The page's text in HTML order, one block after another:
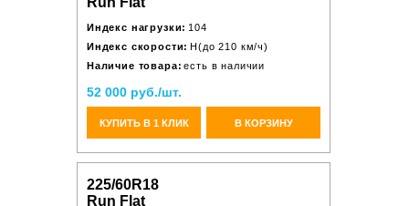
Индекс нагрузки: 104
Индекс скорости: H(до 210 км/ч)
Наличие товара: есть в наличии
52 000 руб./шт.
КУПИТЬ В 1 КЛИК В КОРЗИНУ
225/60R18
Run Flat